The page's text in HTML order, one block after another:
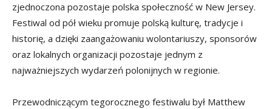
zjednoczona pozostaje polska społeczność w New Jersey.
Festiwal od pół wieku promuje polską kulturę, tradycje i
historię, a dzięki zaangażowaniu wolontariuszy, sponsorów
oraz lokalnych organizacji pozostaje jednym z
najważniejszych wydarzeń polonijnych w regionie.
Przewodniczącym tegorocznego festiwalu był Matthew